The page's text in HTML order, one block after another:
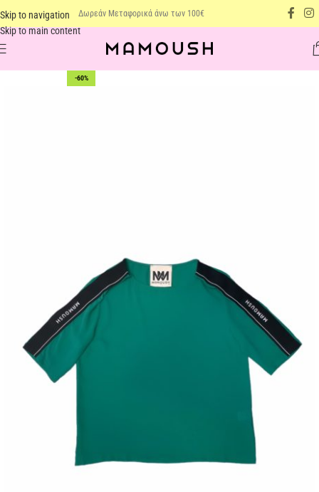
Skip to navigation
Skip to main content
Δωρεάν Μεταφορικά άνω των 100€
-60%